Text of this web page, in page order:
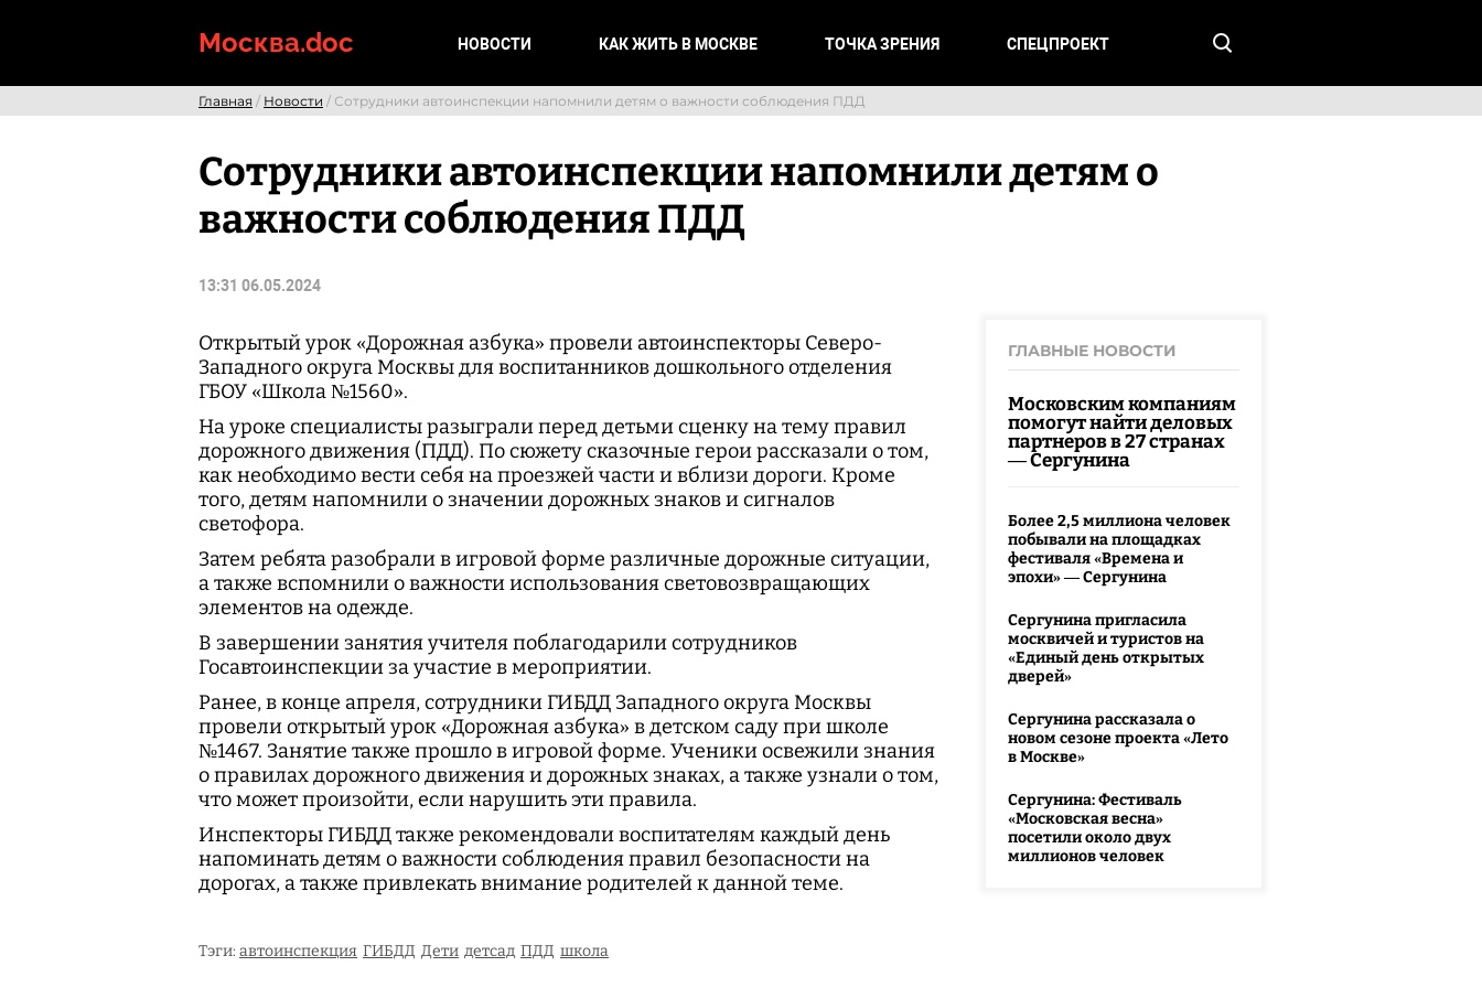
Москва.doc НОВОСТИ КАК ЖИТЬ В МОСКВЕ ТОЧКА ЗРЕНИЯ СПЕЦПРОЕКТ
Главная / Новости / Сотрудники автоинспекции напомнили детям о важности соблюдения ПДД
Сотрудники автоинспекции напомнили детям о
важности соблюдения ПДД
13:31 06.05.2024
Открытый урок «Дорожная азбука» провели автоинспекторы Северо-
Западного округа Москвы для воспитанников дошкольного отделения
ГБОУ «Школа №1560».
На уроке специалисты разыграли перед детьми сценку на тему правил
дорожного движения (ПДД). По сюжету сказочные герои рассказали о том,
как необходимо вести себя на проезжей части и вблизи дороги. Кроме
того, детям напомнили о значении дорожных знаков и сигналов
светофора.
Затем ребята разобрали в игровой форме различные дорожные ситуации,
а также вспомнили о важности использования световозвращающих
элементов на одежде.
В завершении занятия учителя поблагодарили сотрудников
Госавтоинспекции за участие в мероприятии.
Ранее, в конце апреля, сотрудники ГИБДД Западного округа Москвы
провели открытый урок «Дорожная азбука» в детском саду при школе
№1467. Занятие также прошло в игровой форме. Ученики освежили знания
о правилах дорожного движения и дорожных знаках, а также узнали о том,
что может произойти, если нарушить эти правила.
Инспекторы ГИБДД также рекомендовали воспитателям каждый день
напоминать детям о важности соблюдения правил безопасности на
дорогах, а также привлекать внимание родителей к данной теме.
Тэги: автоинспекция ГИБДД Дети детсад ПДД школа
ГЛАВНЫЕ НОВОСТИ
Московским компаниям
помогут найти деловых
партнеров в 27 странах
— Сергунина
Более 2,5 миллиона человек
побывали на площадках
фестиваля «Времена и
эпохи» — Сергунина
Сергунина пригласила
москвичей и туристов на
«Единый день открытых
дверей»
Сергунина рассказала о
новом сезоне проекта «Лето
в Москве»
Сергунина: Фестиваль
«Московская весна»
посетили около двух
миллионов человек